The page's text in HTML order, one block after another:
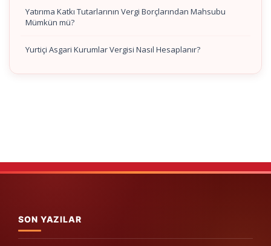
Yatırıma Katkı Tutarlarının Vergi Borçlarından Mahsubu
Mümkün mü?
Yurtiçi Asgari Kurumlar Vergisi Nasıl Hesaplanır?
SON YAZILAR